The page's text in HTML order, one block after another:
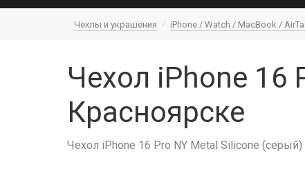
Чехлы и украшения iPhone / Watch / MacBook /
Чехол iPhone 16
Красноярске
Чехол iPhone 16 Pro NY Metal Silicone (серый)